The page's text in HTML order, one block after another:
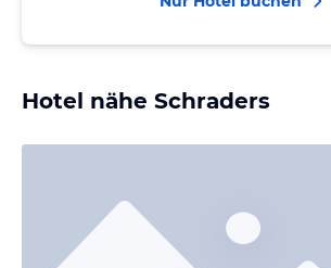
Hotel nähe Schraders